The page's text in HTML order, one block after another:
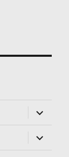
öffnen
öffnen